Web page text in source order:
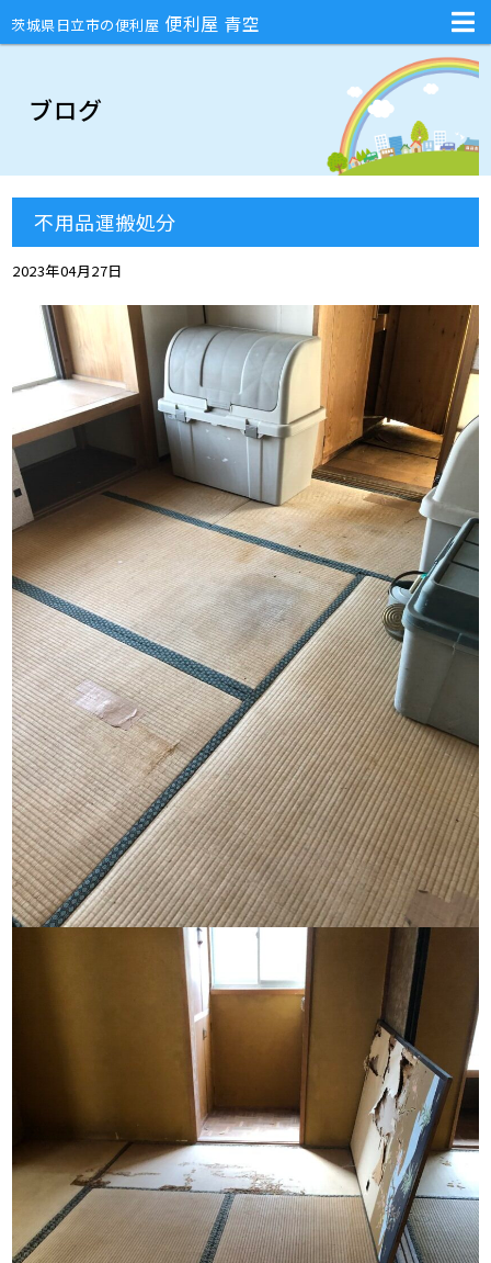
茨城県日立市の便利屋 便利屋 青空
不用品回収・部屋の片付け・庭のお手入れ・ハチの巣駆除・引越し
ブログ
不用品運搬処分
2023年04月27日